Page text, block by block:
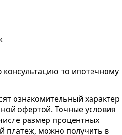
консультацию по ипотечному
ознакомительный характер
офертой. Точные условия
размер процентных
платеж, можно получить в